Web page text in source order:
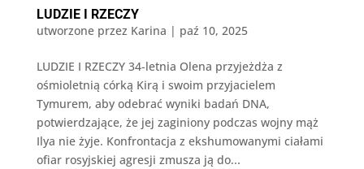
LUDZIE I RZECZY
utworzone przez Karina | paź 10, 2025
LUDZIE I RZECZY 34-letnia Olena przyjeżdża z
ośmioletnią córką Kirą i swoim przyjacielem
Tymurem, aby odebrać wyniki badań DNA,
potwierdzające, że jej zaginiony podczas wojny mąż
Ilya nie żyje. Konfrontacja z ekshumowanymi ciałami
ofiar rosyjskiej agresji zmusza ją do...